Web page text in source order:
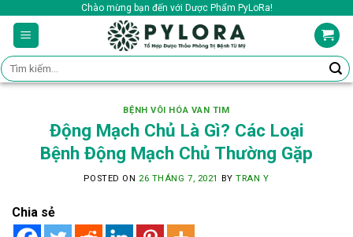
content
Chào mừng bạn đến với Dược Phẩm PyLoRa!
Tìm
kiếm:
BỆNH VÔI HÓA VAN TIM
Động Mạch Chủ Là Gì? Các Loại
Bệnh Động Mạch Chủ Thường Gặp
POSTED ON 26 THÁNG 7, 2021 BYTRAN Y
Chia sẻ